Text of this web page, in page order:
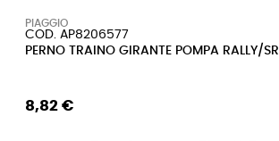
PIAGGIO
COD. AP8206577
PERNO TRAINO GIRANTE POMPA RALLY/SR
8,82 €